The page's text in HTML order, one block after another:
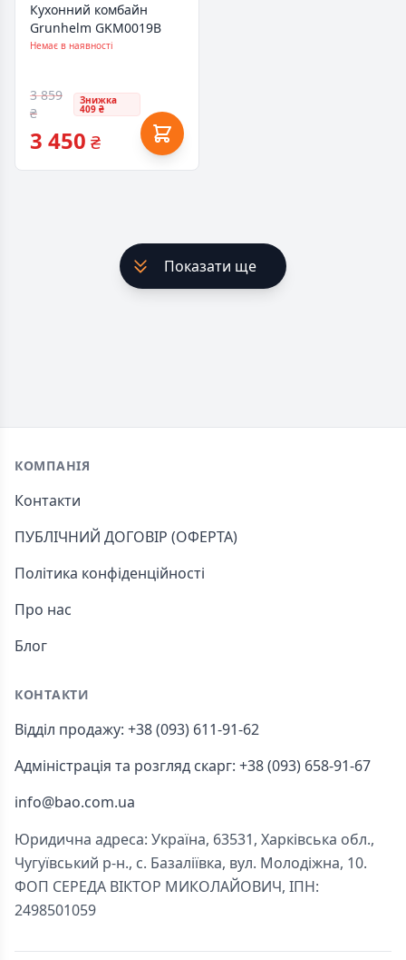
Кухонний комбайн
Grunhelm GKM0019B
Немає в наявності
3 859
₴
Знижка
409 ₴
3 450 ₴
Показати ще
Footer
КОМПАНІЯ
Контакти
ПУБЛІЧНИЙ ДОГОВІР (ОФЕРТА)
Політика конфіденційності
Про нас
Блог
КОНТАКТИ
Відділ продажу: +38 (093) 611-91-62
Адміністрація та розгляд скарг: +38 (093) 658-91-67
info@bao.com.ua
Юридична адреса: Україна, 63531, Харківська обл.,
Чугуївський р-н., с. Базаліївка, вул. Молодіжна, 10.
ФОП СЕРЕДА ВІКТОР МИКОЛАЙОВИЧ, ІПН:
2498501059